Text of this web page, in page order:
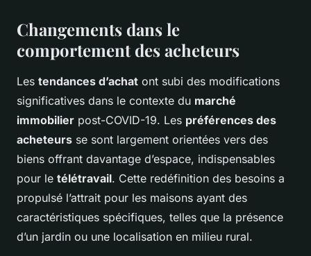
Changements dans le
comportement des acheteurs
Les tendances d’achat ont subi des modifications
significatives dans le contexte du marché
immobilier post-COVID-19. Les préférences des
acheteurs se sont largement orientées vers des
biens offrant davantage d’espace, indispensables
pour le télétravail. Cette redéfinition des besoins a
propulsé l’attrait pour les maisons ayant des
caractéristiques spécifiques, telles que la présence
d’un jardin ou une localisation en milieu rural.